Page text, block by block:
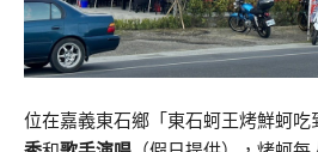
位在嘉義東石鄉「東石蚵王烤鮮蚵吃